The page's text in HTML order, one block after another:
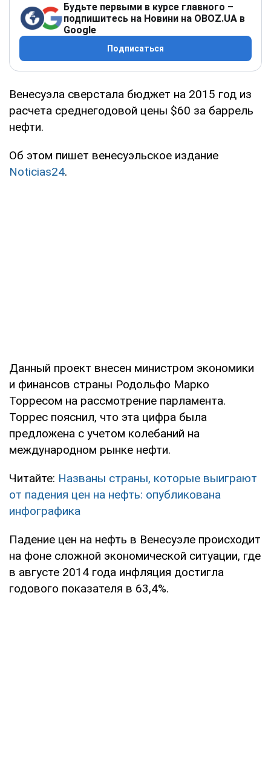
Будьте первыми в курсе главного –
подпишитесь на Новини на OBOZ.UA в
Google
Подписаться
Венесуэла сверстала бюджет на 2015 год из
расчета среднегодовой цены $60 за баррель
нефти.
Об этом пишет венесуэльское издание
Noticias24.
Данный проект внесен министром экономики
и финансов страны Родольфо Марко
Торресом на рассмотрение парламента.
Торрес пояснил, что эта цифра была
предложена с учетом колебаний на
международном рынке нефти.
Читайте: Названы страны, которые выиграют
от падения цен на нефть: опубликована
инфографика
Падение цен на нефть в Венесуэле происходит
на фоне сложной экономической ситуации, где
в августе 2014 года инфляция достигла
годового показателя в 63,4%.